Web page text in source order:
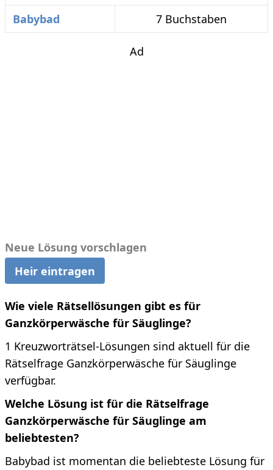
Babybad
7 Buchstaben
Ad
Neue Lösung vorschlagen
Heir eintragen
Wie viele Rätsellösungen gibt es für
Ganzkörperwäsche für Säuglinge?
1 Kreuzworträtsel-Lösungen sind aktuell für die
Rätselfrage Ganzkörperwäsche für Säuglinge
verfügbar.
Welche Lösung ist für die Rätselfrage
Ganzkörperwäsche für Säuglinge am
beliebtesten?
Babybad ist momentan die beliebteste Lösung für